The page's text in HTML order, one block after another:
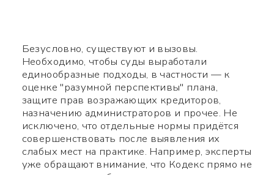
Безусловно, существуют и вызовы.
Необходимо, чтобы суды выработали
единообразные подходы, в частности — к
оценке "разумной перспективы" плана,
защите прав возражающих кредиторов,
назначению администраторов и прочее. Не
исключено, что отдельные нормы придётся
совершенствовать после выявления их
слабых мест на практике. Например, эксперты
уже обращают внимание, что Кодекс прямо не